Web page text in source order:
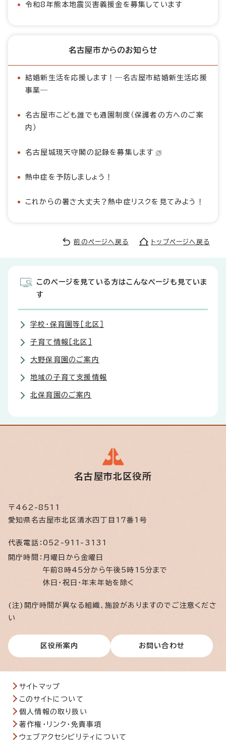
令和8年熊本地震災害義援金を募集しています
名古屋市からのお知らせ
結婚新生活を応援します！―名古屋市結婚新生活応援
事業―
名古屋市こども誰でも通園制度（保護者の方へのご案
内）
名古屋城現天守閣の記録を募集します
熱中症を予防しましょう！
これからの暑さ大丈夫？熱中症リスクを見てみよう！
前のページへ戻る トップページへ戻る
このページを見ている方はこんなページも見ていま
す
学校・保育園等［北区］
子育て情報［北区］
大野保育園のご案内
地域の子育て支援情報
北保育園のご案内
名古屋市北区役所
〒462-8511
愛知県名古屋市北区清水四丁目17番1号
代表電話： 052-911-3131
開庁時間： 月曜日から金曜日
午前8時45分から午後5時15分まで
休日・祝日・年末年始を除く
(注)開庁時間が異なる組織、施設がありますのでご注意くださ
い
区役所案内 お問い合わせ
サイトマップ
このサイトについて
個人情報の取り扱い
著作権・リンク・免責事項
ウェブアクセシビリティについて